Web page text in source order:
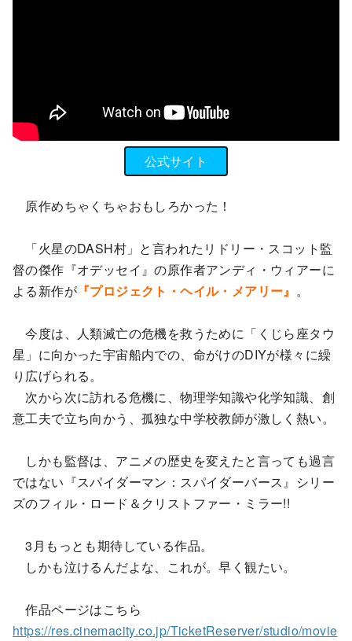
公式サイト
原作めちゃくちゃおもしろかった！
「火星のDASH村」と言われたリドリー・スコット監
督の傑作『オデッセイ』の原作者アンディ・ウィアーに
よる新作が 『プロジェクト・ヘイル・メアリー』 。
今度は、人類滅亡の危機を救うために「くじら座タウ
星」に向かった宇宙船内での、命がけのDIYが様々に繰
り広げられる。
次から次に訪れる危機に、物理学知識や化学知識、創
意工夫で立ち向かう、孤独な中学校教師が激しく熱い。
しかも監督は、アニメの歴史を変えたと言っても過言
ではない『スパイダーマン：スパイダーバース』シリー
ズのフィル・ロード＆クリストファー・ミラー!!
3月もっとも期待している作品。
しかも泣けるんだよな、これが。早く観たい。
作品ページはこちら
https://res.cinemacity.co.jp/TicketReserver/studio/movie